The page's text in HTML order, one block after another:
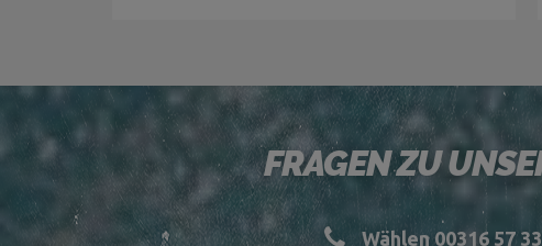
FRAGEN ZU
Wählen 00316 57